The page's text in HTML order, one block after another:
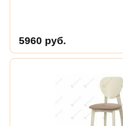
5960 руб.